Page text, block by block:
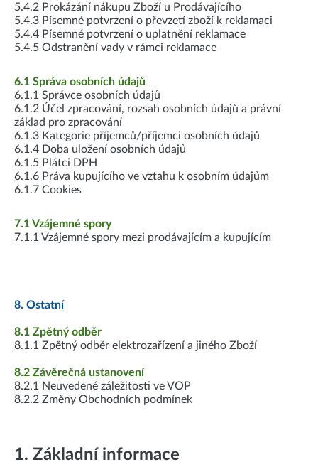
5.4.2 Prokázání nákupu Zboží u Prodávajícího
5.4.3 Písemné potvrzení o převzetí zboží k reklamaci
5.4.4 Písemné potvrzení o uplatnění reklamace
5.4.5 Odstranění vady v rámci reklamace
6.1 Správa osobních údajů
6.1.1 Správce osobních údajů
6.1.2 Účel zpracování, rozsah osobních údajů a právní
základ pro zpracování
6.1.3 Kategorie příjemců/příjemci osobních údajů
6.1.4 Doba uložení osobních údajů
6.1.5 Plátci DPH
6.1.6 Práva kupujícího ve vztahu k osobním údajům
6.1.7 Cookies
7.1 Vzájemné spory
7.1.1 Vzájemné spory mezi prodávajícím a kupujícím
8. Ostatní
8.1 Zpětný odběr
8.1.1 Zpětný odběr elektrozařízení a jiného Zboží
8.2 Závěrečná ustanovení
8.2.1 Neuvedené záležitosti ve VOP
8.2.2 Změny Obchodních podmínek
1. Základní informace